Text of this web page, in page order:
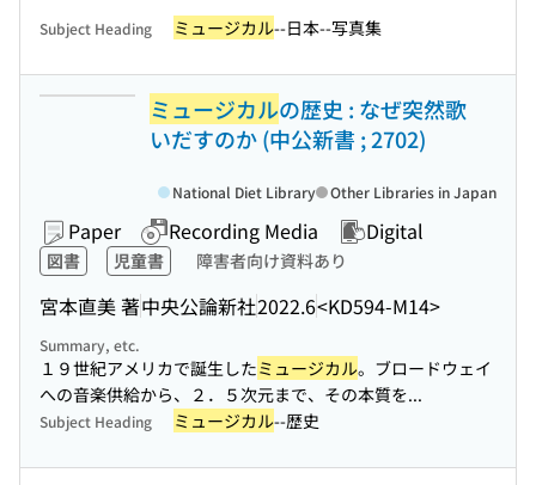
Subject Heading ミュージカル--日本--写真集
ミュージカルの歴史 : なぜ突然歌
いだすのか (中公新書 ; 2702)
Paper Recording Media Digital
図書 児童書 障害者向け資料あり
宮本直美 著中央公論新社2022.6<KD594-M14>
National Diet Library Other Libraries in Japan
Summary, etc.
１９世紀アメリカで誕生したミュージカル。ブロードウェイ
への音楽供給から、２．５次元まで、その本質を...
Subject Heading ミュージカル--歴史